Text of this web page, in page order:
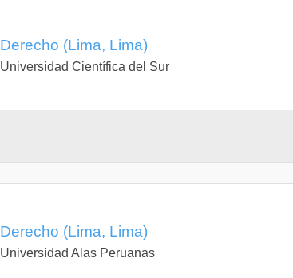
Derecho (Lima, Lima)
Universidad Científica del Sur
Derecho (Lima, Lima)
Universidad Alas Peruanas